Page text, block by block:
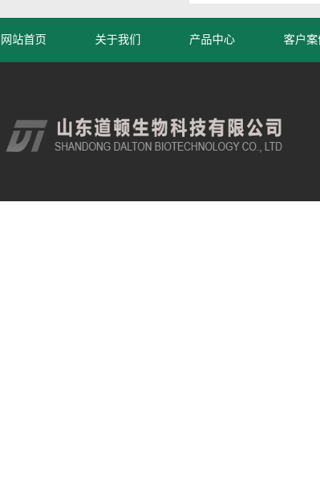
网站首页 关于我们 产品中心 客户案